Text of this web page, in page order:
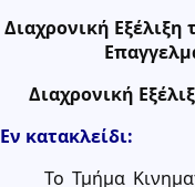
Διαχρονική
Διαχρονική
Εν κατακλείδι:
Το Τμήμα